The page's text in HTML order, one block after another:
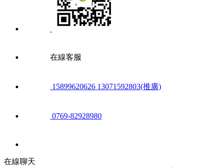
在線客服
15899620626 13071592803(推廣)
0769-82928980
在線聊天